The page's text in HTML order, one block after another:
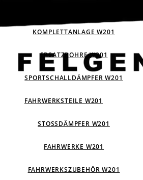
KOMPLETTANLAGE W201
ERSATZROHRE W201
SPORTSCHALLDÄMPFER W201
FAHRWERKSTEILE W201
STOSSDÄMPFER W201
FAHRWERKE W201
FAHRWERKSZUBEHÖR W201